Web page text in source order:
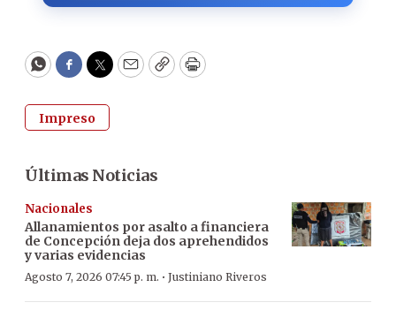
WhatsApp
Facebook
Twitter
EmailCopyPrint
Impreso
Últimas Noticias
Nacionales
Allanamientos por asalto a financiera
de Concepción deja dos aprehendidos
y varias evidencias
Agosto 7, 2026 07:45 p. m. · Justiniano Riveros